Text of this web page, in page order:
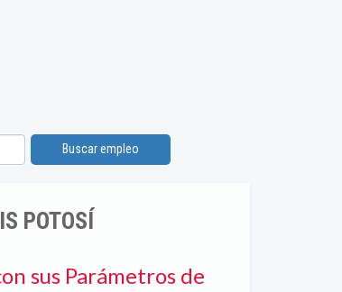
Buscar empleo
POTOSÍ
sus Parámetros de